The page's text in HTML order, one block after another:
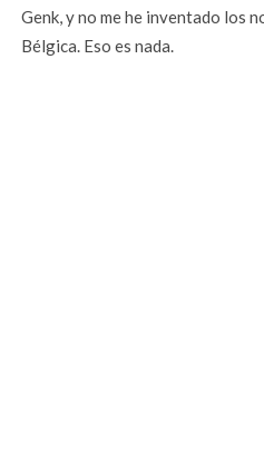
Genk, y no me he inventado los
Bélgica. Eso es nada.